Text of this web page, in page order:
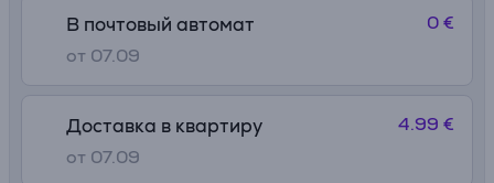
В почтовый автомат
от 07.09
0 €
Доставка в квартиру
от 07.09
4.99 €